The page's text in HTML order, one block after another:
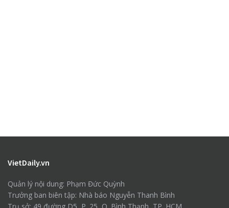
VietDaily.vn
Quản lý nội dung: Phạm Đức Quỳnh
Trưởng ban biên tập: Nhà báo Nguyễn Thanh Bình